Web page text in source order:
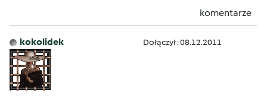
komentarze
kokolidek Dołączył : 08.12.2011